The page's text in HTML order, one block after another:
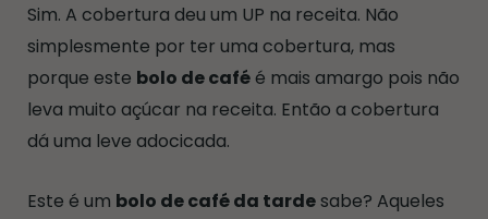
Sim. A cobertura deu um UP na receita. Não
simplesmente por ter uma cobertura, mas
porque este bolo de caféé mais amargo pois não
leva muito açúcar na receita. Então a cobertura
dá uma leve adocicada.
Este é um bolo de café da tardesabe? Aqueles